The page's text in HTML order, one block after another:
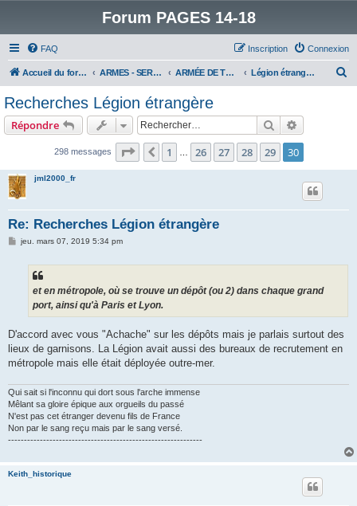
Forum PAGES 14-18
FAQ Connexion
Inscription
Accueil du forum ARMES - SERVICES - UNITES : historiques & discussions ARMÉE DE TERRE Légion étrangère
Recherches Légion étrangère
Répondre Rechercher
298 messages Page 30 sur 30
Précédent
1 26 27 28 29 30
jml2000_fr
Re: Recherches Légion étrangère
Mjeu. mars 07, 2019 5:34 pm
et en métropole, où se trouve un dépôt (ou 2) dans chaque grand
port, ainsi qu'à Paris et Lyon.
D'accord avec vous "Achache" sur les dépôts mais je parlais surtout des
lieux de garnisons. La Légion avait aussi des bureaux de recrutement en
métropole mais elle était déployée outre-mer.
Qui sait si l'inconnu qui dort sous l'arche immense
Mêlant sa gloire épique aux orgueils du passé
N'est pas cet étranger devenu fils de France
Non par le sang reçu mais par le sang versé.
-------------------------------------------------------------
Keith_historique